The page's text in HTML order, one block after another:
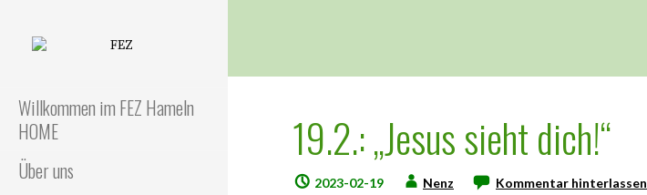
Willkommen im FEZ Hameln
HOME
Über uns
19.2.: „Jesus sieht dich!“
2023-02-19 Nenz Kommentar hinterlassen